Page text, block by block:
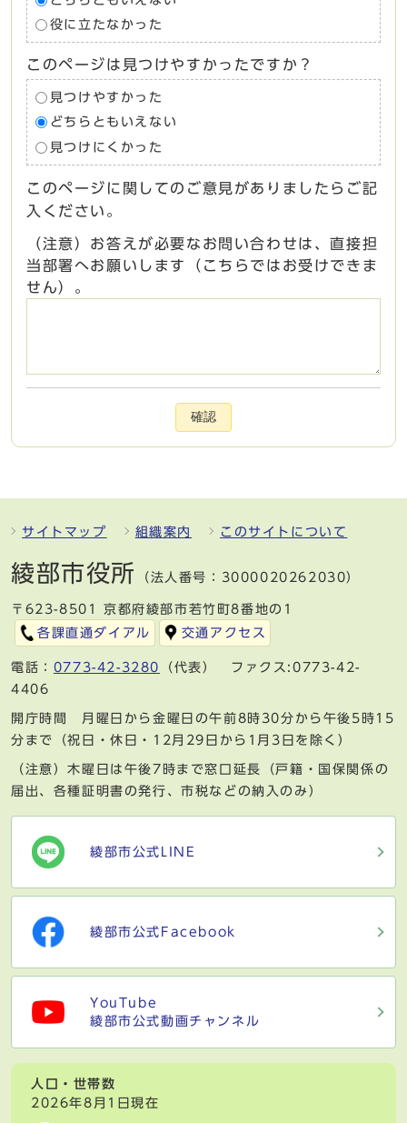
役に立たなかった
このページは見つけやすかったですか？
見つけやすかった
どちらともいえない
見つけにくかった
このページに関してのご意見がありましたらご記
入ください。
（注意）お答えが必要なお問い合わせは、直接担
当部署へお願いします（こちらではお受けできま
せん）。
確認
サイトマップ 組織案内 このサイトについて
綾部市役所 （法人番号：3000020262030）
〒623-8501 京都府綾部市若竹町8番地の1
各課直通ダイアル
交通アクセス
電話： 0773-42-3280
（代表） ファクス:0773-42-
4406
開庁時間 月曜日から金曜日の午前8時30分から午後5時15
分まで（祝日・休日・12月29日から1月3日を除く）
（注意）木曜日は午後7時まで窓口延長（戸籍・国保関係の
届出、各種証明書の発行、市税などの納入のみ）
綾部市公式LINE
綾部市公式Facebook
YouTube
綾部市公式動画チャンネル
人口・世帯数
2026年8月1日現在